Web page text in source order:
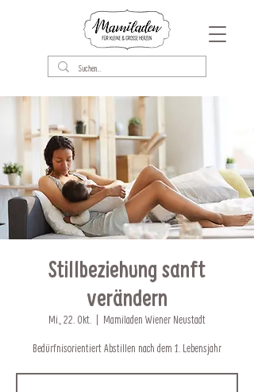
Stillbeziehung sanft
verändern
Mi., 22. Okt.
  |
Mamiladen Wiener Neustadt
Bedürfnisorientiert Abstillen nach dem 1. Lebensjahr